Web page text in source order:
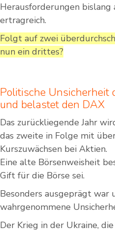
Herausforderungen bislang
ertragreich.
Folgt auf zwei
nun ein drittes?
Politische Unsicherheit
und belastet den DAX
Das zurückliegende Jahr
das zweite in Folge mit
Kurszuwächsen bei Aktien.
Eine alte Börsenweisheit
Gift für die Börse sei.
Besonders ausgeprägt war
wahrgenommene
Der Krieg in der Ukraine,